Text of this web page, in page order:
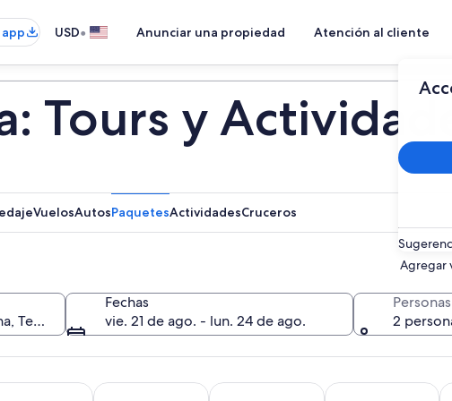
USD• Anunciar una propiedad Atención al cliente
Tours y
VuelosAutosPaquetesActividadesCruceros
Agregar
Fechas
vie. 21 de ago. - lun. 24 de ago.
Personas
2
un día Se abrirá en una nueva pestaña
y actividades al aire libre Se abrirá en una nueva pestaña
Cultura e historiaSe abrirá en una nueva pestaña
Tours privados y personalizados Se
Atracciones Se